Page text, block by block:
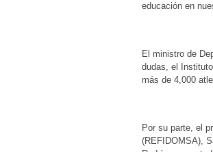
educación en
El ministro de
dudas, el
más de 4,000
Por su parte, el
(REFIDOMSA),